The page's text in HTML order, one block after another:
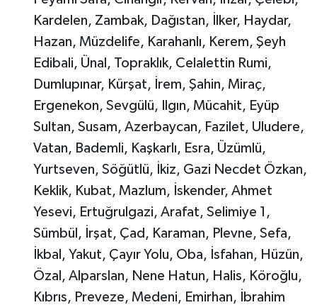
Kardelen, Zambak, Dağıstan, İlker, Haydar,
Hazan, Müzdelife, Karahanlı, Kerem, Şeyh
Edibali, Ünal, Topraklık, Celalettin Rumi,
Dumlupınar, Kürşat, İrem, Şahin, Miraç,
Ergenekon, Sevgülü, Ilgın, Mücahit, Eyüp
Sultan, Susam, Azerbaycan, Fazilet, Uludere,
Vatan, Bademli, Kaşkarlı, Esra, Üzümlü,
Yurtseven, Söğütlü, İkiz, Gazi Necdet Özkan,
Keklik, Kubat, Mazlum, İskender, Ahmet
Yesevi, Ertuğrulgazi, Arafat, Selimiye 1,
Sümbül, İrşat, Çad, Karaman, Plevne, Sefa,
İkbal, Yakut, Çayır Yolu, Oba, İsfahan, Hüzün,
Özal, Alparslan, Nene Hatun, Halis, Köroğlu,
Kıbrıs, Preveze, Medeni, Emirhan, İbrahim